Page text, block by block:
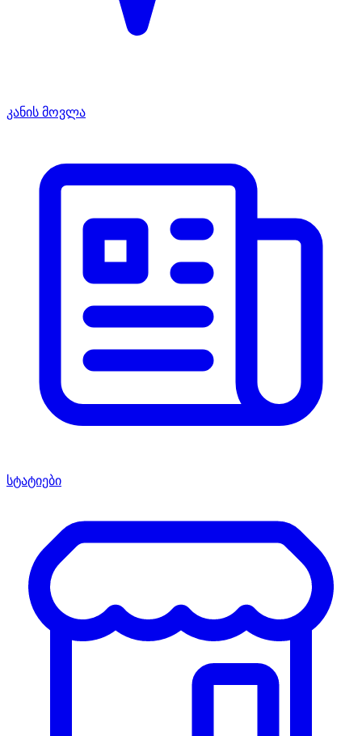
კანის მოვლა
სტატიები